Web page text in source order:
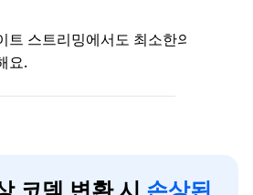
트 스트리밍에서도 최소한의 품질
요.